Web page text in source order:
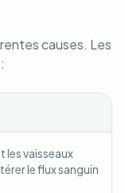
causes. Les
les vaisseaux
le flux sanguin